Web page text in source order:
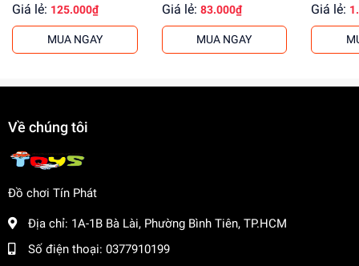
Giá lẻ: 125.000₫
MUA NGAY
Giá lẻ: 83.000₫
MUA NGAY
Giá lẻ:
Về chúng tôi
Đồ chơi Tín Phát
Địa chỉ: 1A-1B Bà Lài, Phường Bình Tiên, TP.HCM
Số điện thoại: 0377910199